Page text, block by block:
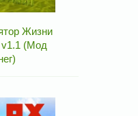
Жизни
(Мод